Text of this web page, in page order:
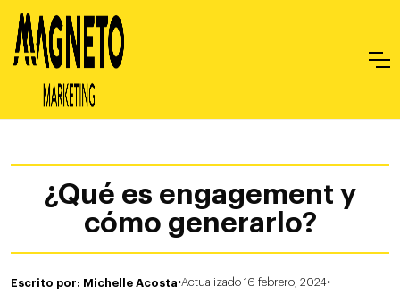
¿Qué es engagement y
cómo generarlo?
Escrito por: Michelle Acosta·Actualizado 16 febrero, 2024·